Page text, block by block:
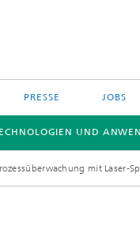
PRESSE JOBS
UND
mit Laser-